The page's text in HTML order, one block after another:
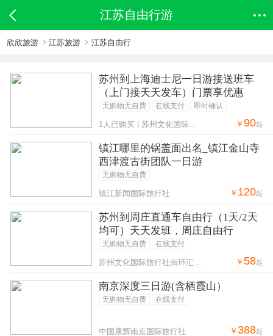
江苏自由行游
欣欣旅游 江苏旅游 江苏自由行
苏州到上海迪士尼一日游接送班车
（上门接天天发车）门票享优惠
无购物无自费 在线支付 即时确认
￥90起
镇江哪里的锅盖面出名_镇江金山寺
西津渡古街团队一日游
无购物无自费
镇江新闻国际旅行社 ￥ 120起
苏州到周庄直通车自由行（1天/2天
均可）天天发班，周庄自由行
无购物无自费 在线支付
￥58起
南京深度三日游(含栖霞山）
无购物无自费 在线支付
中国康辉南京国际旅行社 ￥388起